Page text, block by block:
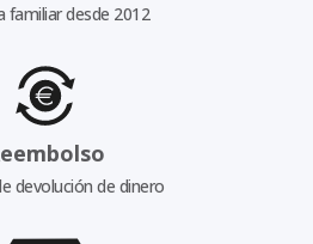
familiar desde 2012
devolución de dinero